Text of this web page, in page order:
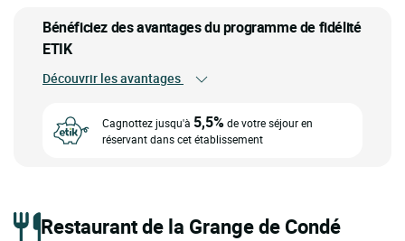
Bénéficiez des avantages du programme de fidélité
ETIK
Découvrir les avantages
Cagnottez jusqu'à 5,5%de votre séjour en
réservant dans cet établissement
Restaurant de la Grange de Condé